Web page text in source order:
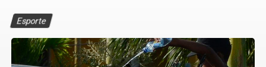
Esporte